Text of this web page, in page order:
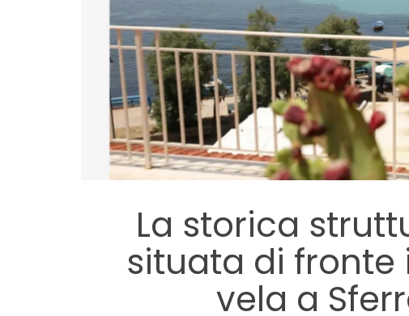
La storica
situata di fronte
vela a